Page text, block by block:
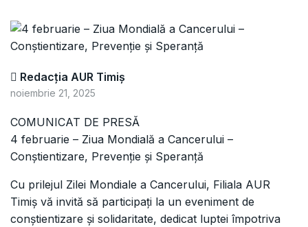
Redacția AUR Timiș
noiembrie 21, 2025
COMUNICAT DE PRESĂ
4 februarie – Ziua Mondială a Cancerului –
Conștientizare, Prevenție și Speranță
Cu prilejul Zilei Mondiale a Cancerului, Filiala AUR
Timiș vă invită să participați la un eveniment de
conștientizare și solidaritate, dedicat luptei împotriva